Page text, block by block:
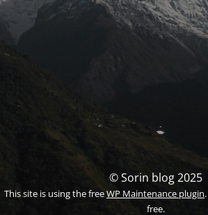
© Sorin blog 2025
This site is using the freeWP Maintenance plugin
free.